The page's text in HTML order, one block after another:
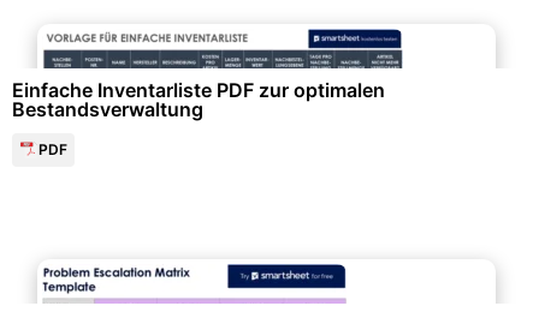
Einfache Inventarliste PDF zur optimalen
Bestandsverwaltung
PDF